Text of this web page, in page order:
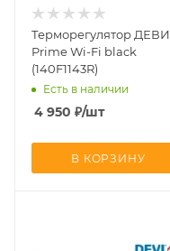
Терморегулятор ДЕВИ
Prime Wi-Fi black
(140F1143R)
Есть в наличии
4 950 ₽/шт
В КОРЗИНУ